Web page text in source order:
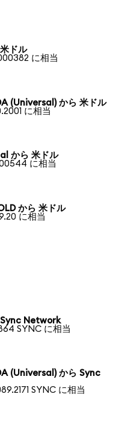
ドル
に相当
(Universal) から 米ドル
に相当
から 米ドル
に相当
から 米ドル
に相当
Network
SYNC に相当
(Universal) から Sync
SYNC に相当